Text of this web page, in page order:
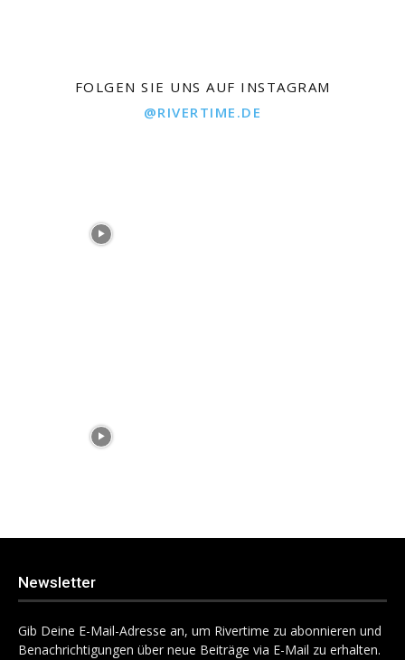
FOLGEN SIE UNS AUF INSTAGRAM
@RIVERTIME.DE
Newsletter
Gib Deine E-Mail-Adresse an, um Rivertime zu abonnieren und
Benachrichtigungen über neue Beiträge via E-Mail zu erhalten.